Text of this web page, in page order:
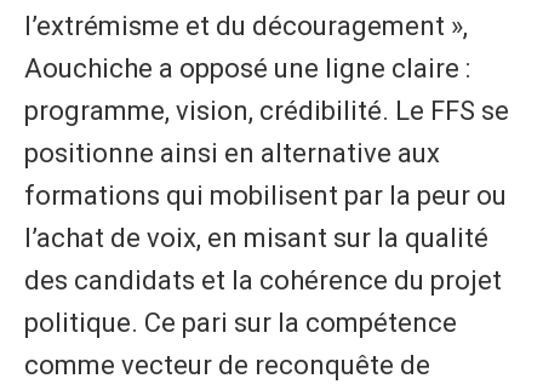
l’extrémisme et du découragement »,
Aouchiche a opposé une ligne claire :
programme, vision, crédibilité. Le FFS se
positionne ainsi en alternative aux
formations qui mobilisent par la peur ou
l’achat de voix, en misant sur la qualité
des candidats et la cohérence du projet
politique. Ce pari sur la compétence
comme vecteur de reconquête de